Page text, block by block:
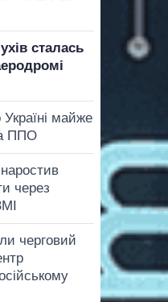
сталась
Україні майже
ППО
через
черговий